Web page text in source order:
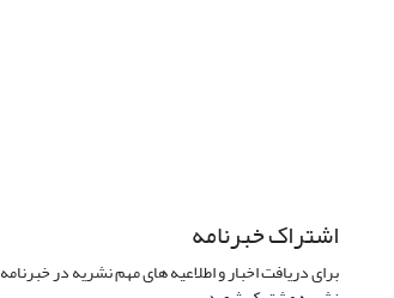
اشتراک خبرنامه
برای دریافت اخبار و اطلاعیه های مهم نشریه در خبرنامه